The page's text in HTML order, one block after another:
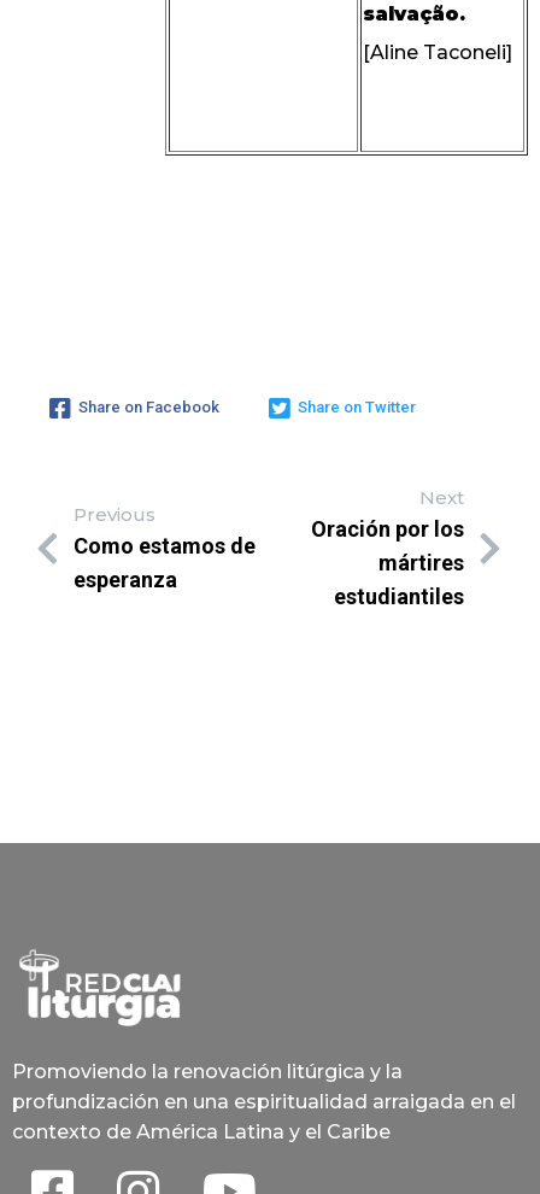
salvação.
[Aline Taconeli]
Share on Facebook Share on Twitter
Previous
Como estamos de
esperanza
Next
Oración por los
mártires
estudiantiles
Promoviendo la renovación litúrgica y la
profundización en una espiritualidad arraigada en el
contexto de América Latina y el Caribe